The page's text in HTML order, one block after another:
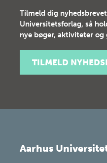
Tilmeld dig
Universitetsforlag, så
nye bøger, aktiviteter og
TILMELD
Aarhus